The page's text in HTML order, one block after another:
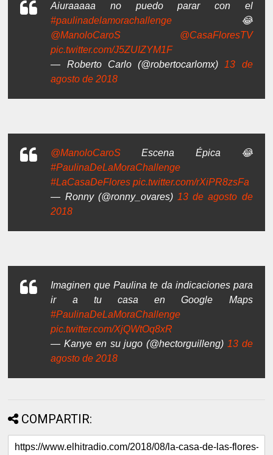
Aiuraaaaa no puedo parar con el
#paulinadelamorachallenge 😂
@ManoloCaroS
@CasaFloresTV
pic.twitter.com/J5ZUIZYM1F
— Roberto Carlo (@robertocarlomx) 13 de
agosto de 2018
@ManoloCaroS Escena Épica 😂
#PaulinaDeLaMoraChallenge
#LaCasaDeFlores pic.twitter.com/rXiPR8zsFa
— Ronny (@ronny_ovares) 13 de agosto de
2018
Imaginen que Paulina te da indicaciones para
ir a tu casa en Google Maps
#PaulinaDeLaMoraChallenge
pic.twitter.com/XjQWtOq8xR
— Kanye en su jugo (@hectorguilleng) 13 de
agosto de 2018
COMPARTIR: